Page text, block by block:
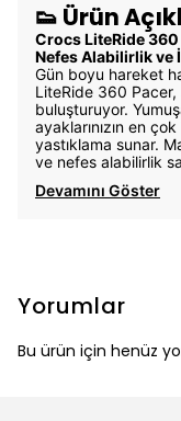
👟 Ürün
Crocs LiteRide 360
Nefes Alabilirlik ve
Gün boyu hareket
LiteRide 360 Pacer,
buluşturuyor.
ayaklarınızın en
yastıklama sunar.
ve nefes alabilirlik
Devamını Göster
Yorumlar
Bu ürün için henüz